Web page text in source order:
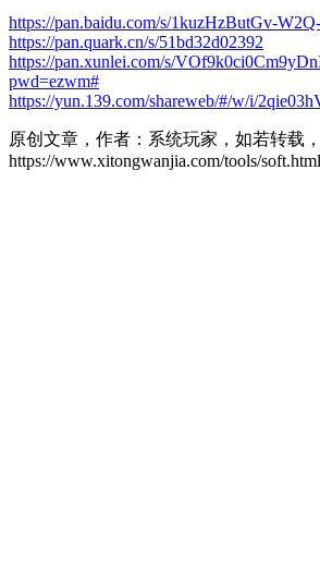
https://pan.baidu.com/s/1kuzHzButGv-
https://pan.quark.cn/s/51bd32d02392
https://pan.xunlei.com/s/
pwd=ezwm#
https://yun.139.com/shareweb/#/w/i/
原创文章，作者：系统玩家，如若转载
https://www.xitongwanjia.com/tools/soft.html